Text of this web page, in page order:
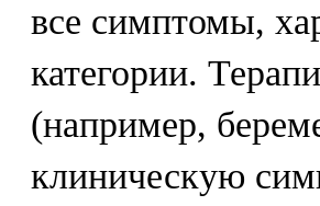
все симптомы,
категории.
(например,
клиническую